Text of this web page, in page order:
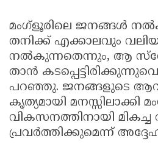
മംഗ്ളൂരിലെ ജനങ്ങൾ
തനിക്ക് എക്കാലവും
നൽകുന്നതെന്നും, ആ
താൻ
പറഞ്ഞു. ജനങ്ങളുടെ
കൃത്യമായി മനസ്സിലാക്കി
വികസനത്തിനായി മികച്ച
പ്രവർത്തിക്കുമെന്ന്